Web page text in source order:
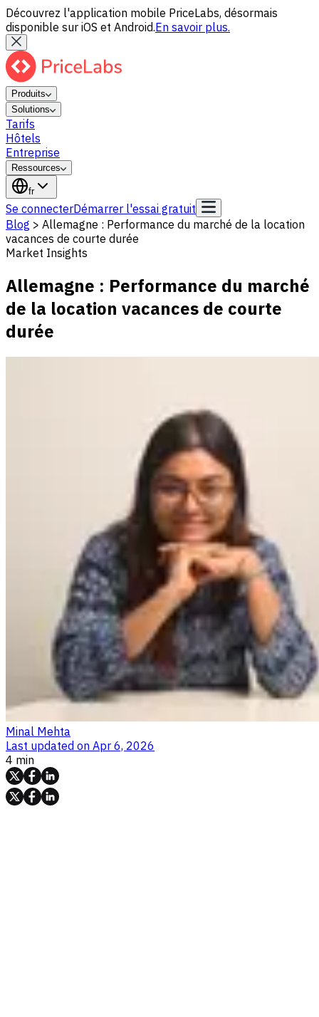
Découvrez l'application mobile PriceLabs, désormais
disponible sur iOS et Android.En savoir plus.
Produits
Solutions
Tarifs
Hôtels
Entreprise
Ressources
fr
Se connecterDémarrer l'essai gratuit
Blog > Allemagne : Performance du marché de la location
vacances de courte durée
Market Insights
Allemagne : Performance du marché
de la location vacances de courte
durée
Minal Mehta
Last updated on Apr 6, 2026
4 min